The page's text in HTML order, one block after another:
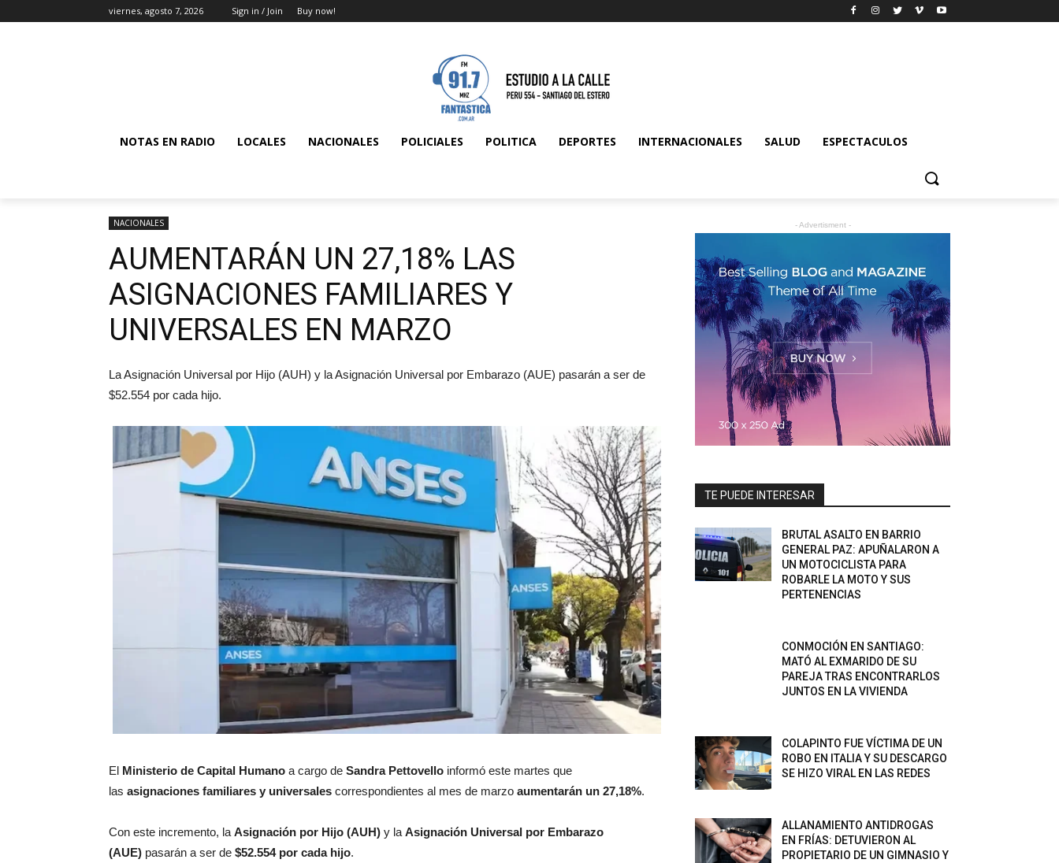
viernes, agosto 7, 2026 Sign in / Join Buy now!
NOTAS EN RADIO LOCALES NACIONALES POLICIALES POLITICA DEPORTES INTERNACIONALES SALUD ESPECTACULOS
NACIONALES
AUMENTARÁN UN 27,18% LAS
ASIGNACIONES FAMILIARES Y
UNIVERSALES EN MARZO
La Asignación Universal por Hijo (AUH) y la Asignación Universal por Embarazo (AUE) pasarán a ser de
$52.554 por cada hijo.
El Ministerio de Capital Humano a cargo de Sandra Pettovello informó este martes que
las asignaciones familiares y universales correspondientes al mes de marzo aumentarán un 27,18%.
Con este incremento, la Asignación por Hijo (AUH) y la Asignación Universal por Embarazo
(AUE) pasarán a ser de $52.554 por cada hijo.
- Advertisment -
TE PUEDE INTERESAR
BRUTAL ASALTO EN BARRIO
GENERAL PAZ: APUÑALARON A
UN MOTOCICLISTA PARA
ROBARLE LA MOTO Y SUS
PERTENENCIAS
CONMOCIÓN EN SANTIAGO:
MATÓ AL EXMARIDO DE SU
PAREJA TRAS ENCONTRARLOS
JUNTOS EN LA VIVIENDA
COLAPINTO FUE VÍCTIMA DE UN
ROBO EN ITALIA Y SU DESCARGO
SE HIZO VIRAL EN LAS REDES
ALLANAMIENTO ANTIDROGAS
EN FRÍAS: DETUVIERON AL
PROPIETARIO DE UN GIMNASIO Y